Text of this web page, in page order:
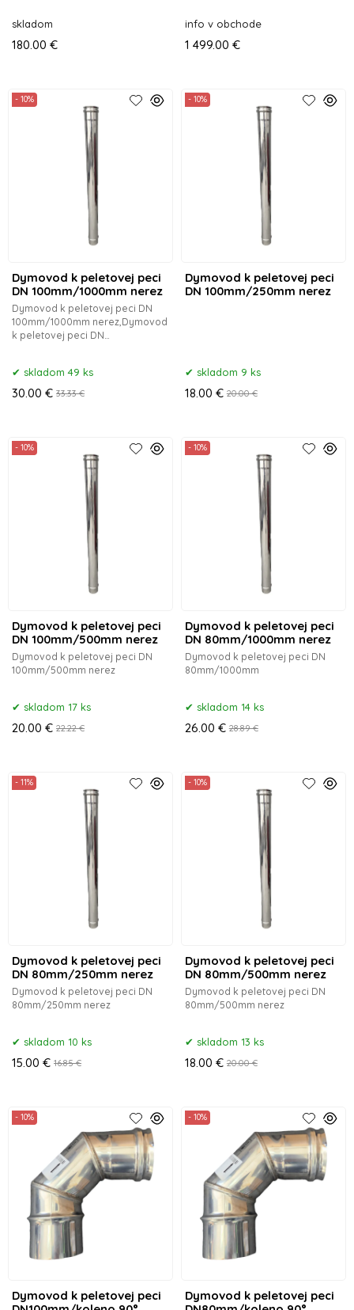
skladom
180.00 €
info v obchode
1 499.00 €
Dymovod k peletovej peci
DN 100mm/1000mm nerez
Dymovod k peletovej peci DN
100mm/1000mm nerez,Dymovod
k peletovej peci DN
- 10%
skladom 49 ks
30.00 € 33.33 €
Dymovod k peletovej peci
DN 100mm/250mm nerez
- 10%
skladom 9 ks
18.00 € 20.00 €
Dymovod k peletovej peci
DN 100mm/500mm nerez
Dymovod k peletovej peci DN
100mm/500mm nerez
- 10%
skladom 17 ks
20.00 € 22.22 €
Dymovod k peletovej peci
DN 80mm/1000mm nerez
Dymovod k peletovej peci DN
80mm/1000mm
- 10%
skladom 14 ks
26.00 € 28.89 €
Dymovod k peletovej peci
DN 80mm/250mm nerez
Dymovod k peletovej peci DN
80mm/250mm nerez
- 11%
skladom 10 ks
15.00 € 16.85 €
Dymovod k peletovej peci
DN 80mm/500mm nerez
Dymovod k peletovej peci DN
80mm/500mm nerez
- 10%
skladom 13 ks
18.00 € 20.00 €
Dymovod k peletovej peci
- 10%
Dymovod k peletovej peci
- 10%